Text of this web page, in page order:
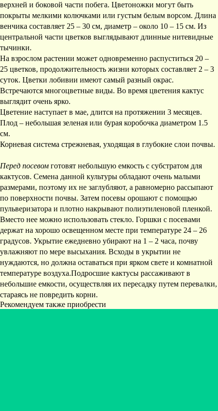
верхней и боковой части побега. Цветоножки могут быть
покрыты мелкими колючками или густым белым ворсом. Длина
венчика составляет 25 – 30 см, диаметр – около 10 – 15 см. Из
центральной части цветков выглядывают длинные нитевидные
тычинки.
На взрослом растении может одновременно распуститься 20 –
25 цветков, продолжительность жизни которых составляет 2 – 3
суток. Цветки лобивии имеют самый разный окрас.
Встречаются многоцветные виды. Во время цветения кактус
выглядит очень ярко.
Цветение наступает в мае, длится на протяжении 3 месяцев.
Плод – небольшая зеленая или бурая коробочка диаметром 1.5
см.
Корневая система стрежневая, уходящая в глубокие слои почвы.
Перед посевом готовят небольшую емкость с субстратом для
кактусов. Семена данной культуры обладают очень малыми
размерами, поэтому их не заглубляют, а равномерно рассыпают
по поверхности почвы. Затем посевы орошают с помощью
пульверизатора и плотно накрывают полиэтиленовой пленкой.
Вместо нее можно использовать стекло. Горшки с посевами
держат на хорошо освещенном месте при температуре 24 – 26
градусов. Укрытие ежедневно убирают на 1 – 2 часа, почву
увлажняют по мере высыхания. Всходы в укрытии не
нуждаются, но должна оставаться при ярком свете и комнатной
температуре воздуха.Подросшие кактусы рассаживают в
небольшие емкости, осуществляя их пересадку путем перевалки,
стараясь не повредить корни.
Рекомендуем также приобрести